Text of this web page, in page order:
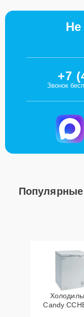
+7
Звонок
Candy